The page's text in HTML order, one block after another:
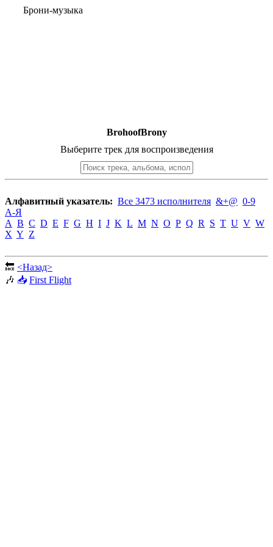
Брони-музыка
BrohoofBrony
Выберите трек для воспроизведения
Алфавитный указатель: Все 3473 исполнителя &+@ 0-9
А-Я
A B C D E F G H I J K L M N O P Q R S T U V W
X Y Z
🔙 <Назад>
🎶 📥 First Flight